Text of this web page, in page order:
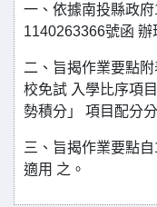
一、依據南投縣政
1140263366號函 辦
二、旨揭作業要點
校免試 入學比序項
勢積分」 項目配分
三、旨揭作業要點
適用 之。